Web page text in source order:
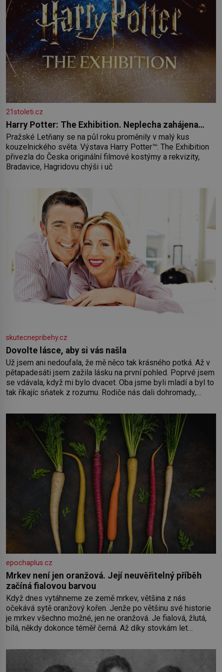
21stoleti.cz
Harry Potter: The Exhibition. Neplecha zahájena…
Pražské Letňany se na půl roku proměnily v malý kus
kouzelnického světa. Výstava Harry Potter™: The Exhibition
přivezla do Česka originální filmové kostýmy a rekvizity,
Bradavice, Hagridovu chýši i uč
skutecnepribehy.cz
Dovolte lásce, aby si vás našla
Už jsem ani nedoufala, že mě něco tak krásného potká. Až v
pětapadesáti jsem zažila lásku na první pohled. Poprvé jsem
se vdávala, když mi bylo dvacet. Oba jsme byli mladí a byl to
tak říkajíc sňatek z rozumu. Rodiče nás dali dohromady,
oběma moc nesvědčilo, brzy jsme zjistili, že
epochaplus.cz
Mrkev není jen oranžová. Její neuvěřitelný příběh
začíná fialovou barvou
Když dnes vytáhneme ze země mrkev, většina z nás
očekává sytě oranžový kořen. Jenže po většinu své historie
je mrkev všechno možné, jen ne oranžová. Je fialová, žlutá,
bílá, někdy dokonce téměř černá. Až díky stovkám let
českou zahradu ani nedokážeme představit. Její příběh je